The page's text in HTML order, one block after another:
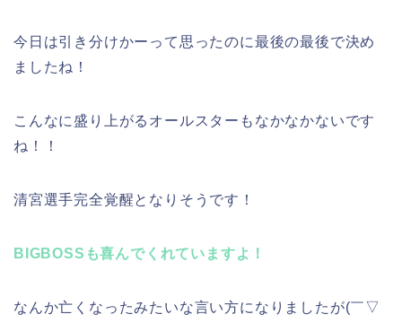
今日は引き分けかーって思ったのに最後の最後で決め
ましたね！
こんなに盛り上がるオールスターもなかなかないです
ね！！
清宮選手完全覚醒となりそうです！
BIGBOSSも喜んでくれていますよ！
なんか亡くなったみたいな言い方になりましたが(￣▽